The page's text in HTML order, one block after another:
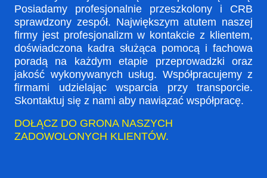
Posiadamy profesjonalnie przeszkolony i CRB
sprawdzony zespół. Największym atutem naszej
firmy jest profesjonalizm w kontakcie z klientem,
doświadczona kadra służąca pomocą i fachowa
poradą na każdym etapie przeprowadzki oraz
jakość wykonywanych usług. Współpracujemy z
firmami udzielając wsparcia przy transporcie.
Skontaktuj się z nami aby nawiązać współpracę.
DOŁĄCZ DO GRONA NASZYCH
ZADOWOLONYCH KLIENTÓW.